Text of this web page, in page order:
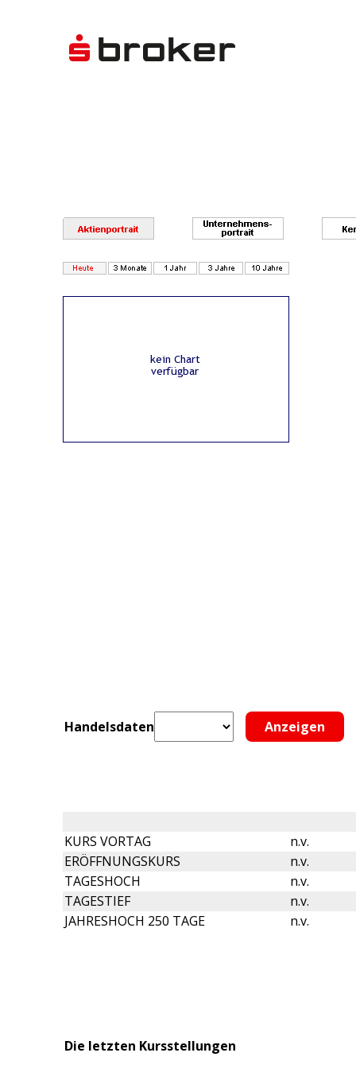
Handelsdaten
KURS VORTAG
n.v.
ERÖFFNUNGSKURS
n.v.
TAGESHOCH
n.v.
TAGESTIEF
n.v.
JAHRESHOCH 250 TAGE
n.v.
Die letzten Kursstellungen